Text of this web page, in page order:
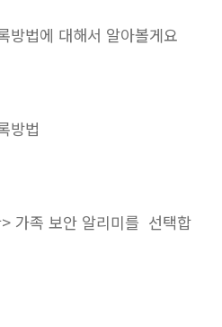
방법에 대해서 알아볼게요
방법
가족 보안 알리미를 선택합